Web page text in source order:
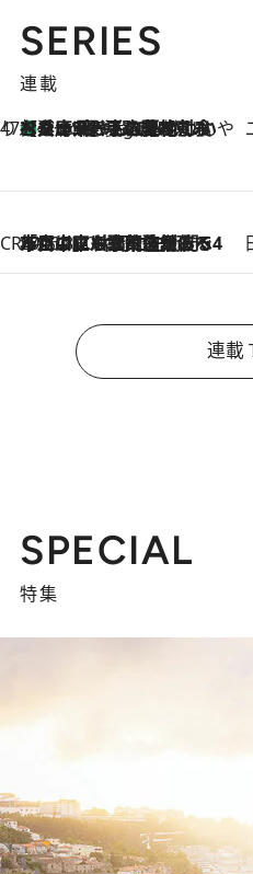
SERIES
連載
47都道府県の手みやげ ひんやりスイーツで夏を満喫
9 Hours Ago
【兵庫県】この夏絶対食べたい 冷やしておいしいおやつ3選 淡路島の恵みをジェラートに集約
CREA'S CHOICE
2026.8.7
「立川にも歌舞伎があるんだよ」 片岡仁左衛門・市川中車ら豪華座組みで4年目の立川立飛歌舞伎へ
連載
SPECIAL
特集